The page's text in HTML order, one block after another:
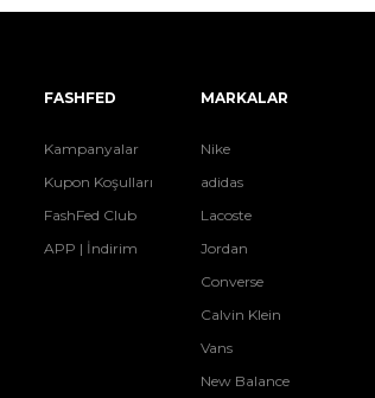
FASHFED
Kampanyalar
Kupon Koşulları
FashFed Club
APP | İndirim
MARKALAR
Nike
adidas
Lacoste
Jordan
Converse
Calvin Klein
Vans
New Balance